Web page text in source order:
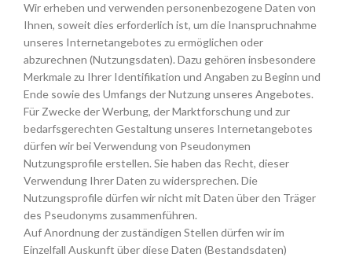
Wir erheben und verwenden personenbezogene Daten von
Ihnen, soweit dies erforderlich ist, um die Inanspruchnahme
unseres Internetangebotes zu ermöglichen oder
abzurechnen (Nutzungsdaten). Dazu gehören insbesondere
Merkmale zu Ihrer Identifikation und Angaben zu Beginn und
Ende sowie des Umfangs der Nutzung unseres Angebotes.
Für Zwecke der Werbung, der Marktforschung und zur
bedarfsgerechten Gestaltung unseres Internetangebotes
dürfen wir bei Verwendung von Pseudonymen
Nutzungsprofile erstellen. Sie haben das Recht, dieser
Verwendung Ihrer Daten zu widersprechen. Die
Nutzungsprofile dürfen wir nicht mit Daten über den Träger
des Pseudonyms zusammenführen.
Auf Anordnung der zuständigen Stellen dürfen wir im
Einzelfall Auskunft über diese Daten (Bestandsdaten)